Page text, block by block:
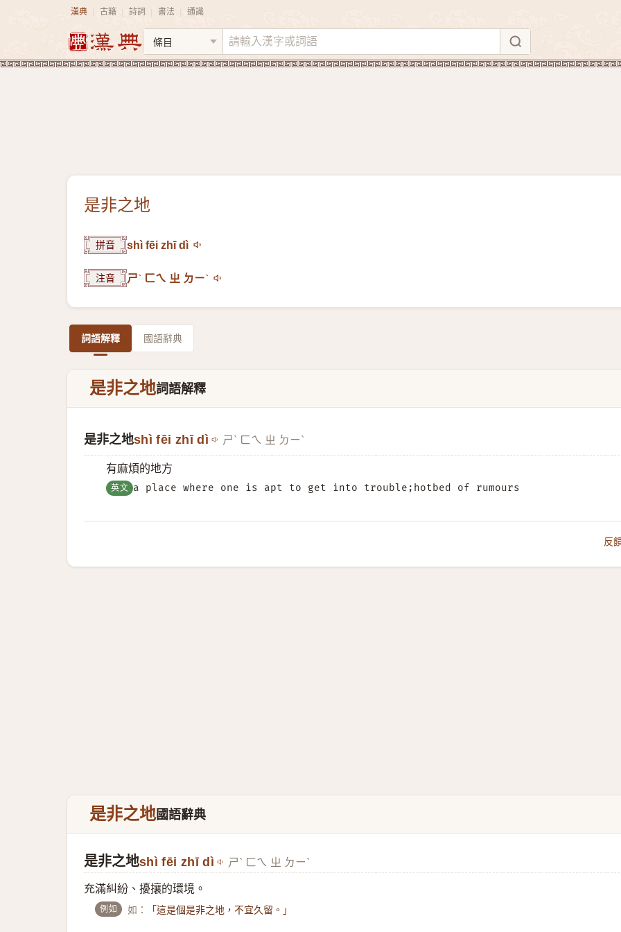
漢典 古籍 詩詞 書法 通識
是非之地
拼音 shì fēi zhī dì
注音 ㄕˋ ㄈㄟ ㄓ ㄉㄧˋ
詞語解釋 國語辭典
是非之地詞語解釋
是非之地shì fēi zhī dì ㄕˋ ㄈㄟ ㄓ ㄉㄧˋ
有麻煩的地方
英文 a place where one is apt to get into trouble;hotbed of rumours
反
是非之地國語辭典
是非之地shì fēi zhī dì ㄕˋ ㄈㄟ ㄓ ㄉㄧˋ
充滿糾紛、擾攘的環境。
例如 如： 「這是個是非之地，不宜久留。」